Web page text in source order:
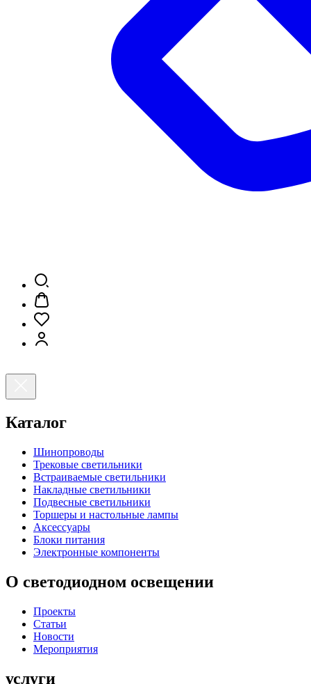
Каталог
Шинопроводы
Трековые светильники
Встраиваемые светильники
Накладные светильники
Подвесные светильники
Торшеры и настольные лампы
Аксессуары
Блоки питания
Электронные компоненты
О светодиодном освещении
Проекты
Статьи
Новости
Мероприятия
услуги